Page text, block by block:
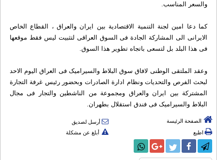
والسعر المناسب.
کما دعا امین لجنة التنمیة الاقتصادیة بین ایران والعراق ، القطاع الخاص
الایرانی الی المشارکة الجادة فی السوق العراقی لتثبیت لیس فقط موقعها
فی هذا البلد بل لتسعی باتجاه تطویر هذا السوق.
وعقد الملتقی الوطنی لافاق سوق البلاط والسیرامیک فی العراق الیوم الاحد
لبحث الفرص والتحدیات ونظام ادارة الصادرات وبحضور رئیس غرفة التجارة
المشترکة بین ایران والعراق ومجموعة من الناشطین والتجار فی مجال
البلاط والسیرامیک فی فندق استقلال بطهران.
الصفحة الرئيسة
أرسل لصديق
اطبع
أبلغ عن مشكلة